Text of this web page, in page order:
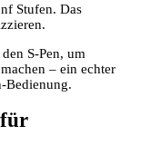
Stufen. Das
S‑Pen, um
– ein echter